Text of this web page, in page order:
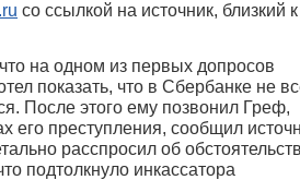
со ссылкой на источник, близкий к
на одном из первых допросов
показать, что в Сбербанке не
После этого ему позвонил Греф,
его преступления, сообщил
расспросил об
подтолкнуло инкассатора